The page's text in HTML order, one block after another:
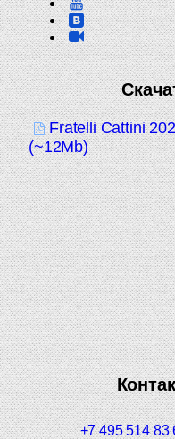
Fratelli Cattini
(~12Mb)
+7 495 514 83